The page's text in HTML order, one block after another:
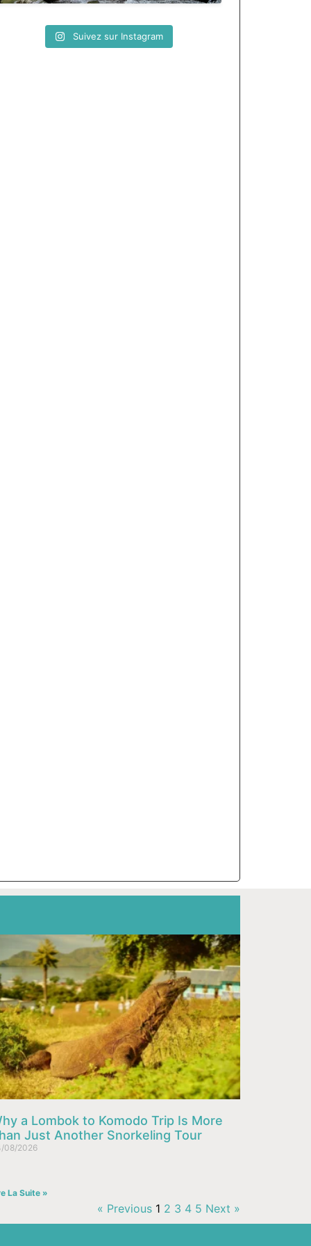
Suivez sur Instagram
a Lombok to Komodo Trip Is More
Just Another Snorkeling Tour
08/2026
La Suite »
« Previous 1 2 3 4 5 Next »